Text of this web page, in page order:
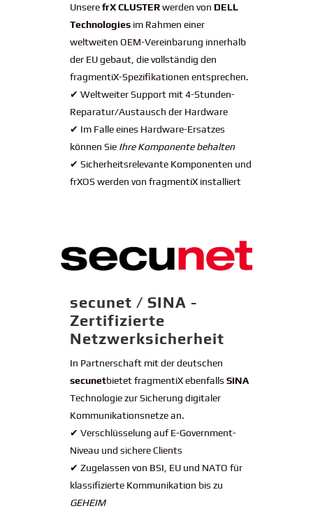
UnserefrX CLUSTERwerden von DELL
Technologiesim Rahmen einer
weltweiten OEM-Vereinbarung innerhalb
der EU gebaut, die vollständig den
fragmentiX-Spezifikationen entsprechen.
✔ Weltweiter Support mit 4-Stunden-
Reparatur/Austausch der Hardware
✔ Im Falle eines Hardware-Ersatzes
können Sie Ihre Komponente behalten
✔ Sicherheitsrelevante Komponenten und
frXOS werden von fragmentiX installiert
secunet / SINA -
Zertifizierte
Netzwerksicherheit
In Partnerschaft mit der deutschen
secunetbietet fragmentiX ebenfalls SINA
Technologie zur Sicherung digitaler
Kommunikationsnetze an.
✔ Verschlüsselung auf E-Government-
Niveau und sichere Clients
✔ Zugelassen von BSI, EU und NATO für
klassifizierte Kommunikation bis zu
GEHEIM